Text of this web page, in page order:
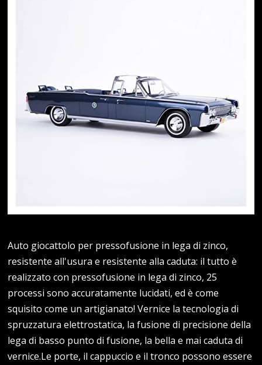
Auto giocattolo per pressofusione in lega di zinco,
resistente all'usura e resistente alla caduta: il tutto è
realizzato con pressofusione in lega di zinco, 25
processi sono accuratamente lucidati, ed è come
squisito come un artigianato! Vernice la tecnologia di
spruzzatura elettrostatica, la fusione di precisione della
lega di basso punto di fusione, la bella e mai caduta di
vernice.Le porte, il cappuccio e il tronco possono essere